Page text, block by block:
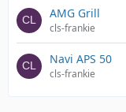
AMG Grill
cls-frankie
Navi APS 50
cls-frankie